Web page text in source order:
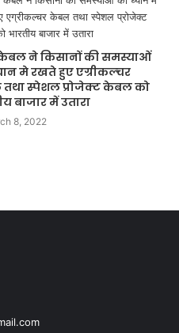
ने किसानों की समस्याओं
मे रखते हुए एग्रीकल्चर
स्पेशल प्रोजेक्ट केबल को
बाजार में उतारा
8, 2022